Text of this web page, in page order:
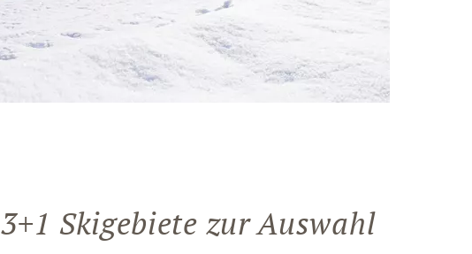
3+1 Skigebiete zur Auswahl